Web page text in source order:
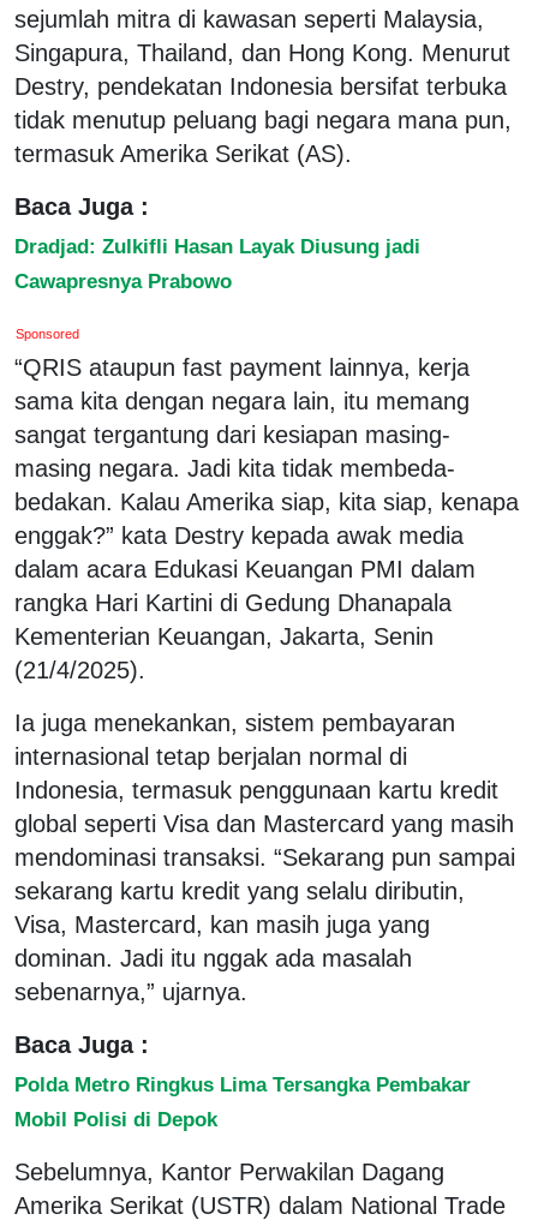
sejumlah mitra di kawasan seperti Malaysia,
Singapura, Thailand, dan Hong Kong. Menurut
Destry, pendekatan Indonesia bersifat terbuka
tidak menutup peluang bagi negara mana pun,
termasuk Amerika Serikat (AS).
Baca Juga :
Dradjad: Zulkifli Hasan Layak Diusung jadi
Cawapresnya Prabowo
Sponsored
“QRIS ataupun fast payment lainnya, kerja
sama kita dengan negara lain, itu memang
sangat tergantung dari kesiapan masing-
masing negara. Jadi kita tidak membeda-
bedakan. Kalau Amerika siap, kita siap, kenapa
enggak?” kata Destry kepada awak media
dalam acara Edukasi Keuangan PMI dalam
rangka Hari Kartini di Gedung Dhanapala
Kementerian Keuangan, Jakarta, Senin
(21/4/2025).
Ia juga menekankan, sistem pembayaran
internasional tetap berjalan normal di
Indonesia, termasuk penggunaan kartu kredit
global seperti Visa dan Mastercard yang masih
mendominasi transaksi. “Sekarang pun sampai
sekarang kartu kredit yang selalu diributin,
Visa, Mastercard, kan masih juga yang
dominan. Jadi itu nggak ada masalah
sebenarnya,” ujarnya.
Baca Juga :
Polda Metro Ringkus Lima Tersangka Pembakar
Mobil Polisi di Depok
Sebelumnya, Kantor Perwakilan Dagang
Amerika Serikat (USTR) dalam National Trade